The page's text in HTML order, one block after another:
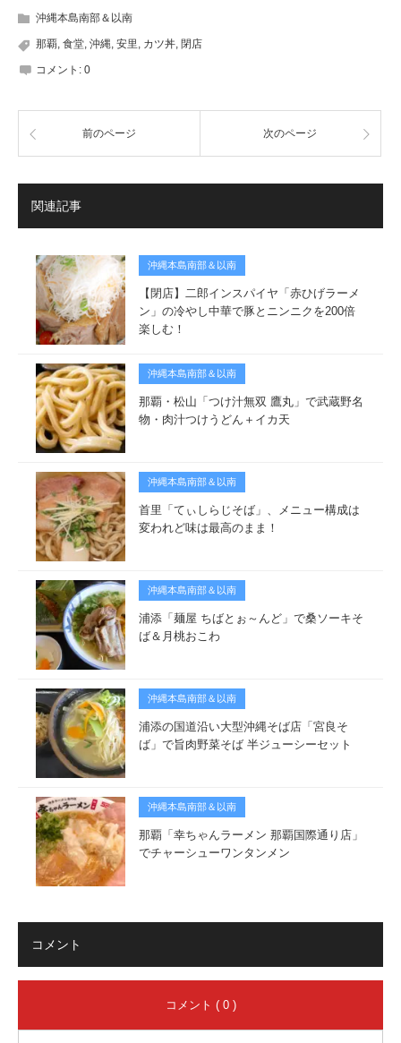
沖縄本島南部＆以南
那覇, 食堂, 沖縄, 安里, カツ丼, 閉店
コメント: 0
前のページ 次のページ
関連記事
沖縄本島南部＆以南
【閉店】二郎インスパイヤ「赤ひげラーメ
ン」の冷やし中華で豚とニンニクを200倍
楽しむ！
沖縄本島南部＆以南
那覇・松山「つけ汁無双 鷹丸」で武蔵野名
物・肉汁つけうどん＋イカ天
沖縄本島南部＆以南
首里「てぃしらじそば」、メニュー構成は
変われど味は最高のまま！
沖縄本島南部＆以南
浦添「麺屋 ちばとぉ～んど」で桑ソーキそ
ば＆月桃おこわ
沖縄本島南部＆以南
浦添の国道沿い大型沖縄そば店「宮良そ
ば」で旨肉野菜そば 半ジューシーセット
沖縄本島南部＆以南
那覇「幸ちゃんラーメン 那覇国際通り店」
でチャーシューワンタンメン
コメント
コメント ( 0 )